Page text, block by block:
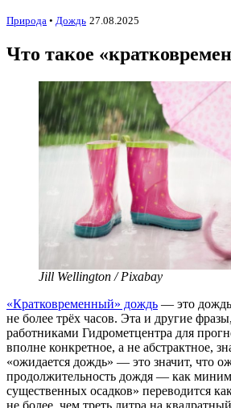
Природа • Дождь 27.08.2025
Что такое
Jill Wellington / Pixabay
«Кратковременный» дождь — это
не более трёх часов. Эта и другие
работниками Гидрометцентра для
вполне конкретное, а не абстрактное,
«ожидается дождь» — это значит, что
продолжительность дождя — как
существенных осадков» переводится